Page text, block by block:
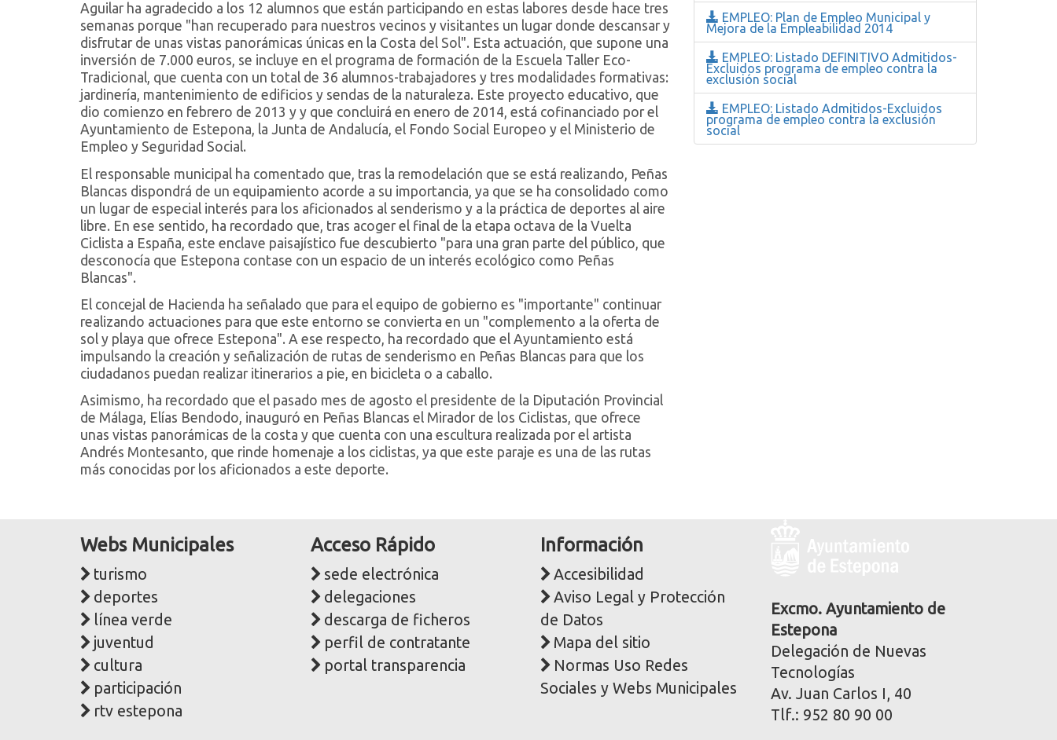
Aguilar ha agradecido a los 12 alumnos que están participando en estas labores desde hace tres
semanas porque "han recuperado para nuestros vecinos y visitantes un lugar donde descansar y
disfrutar de unas vistas panorámicas únicas en la Costa del Sol". Esta actuación, que supone una
inversión de 7.000 euros, se incluye en el programa de formación de la Escuela Taller Eco-
Tradicional, que cuenta con un total de 36 alumnos-trabajadores y tres modalidades formativas:
jardinería, mantenimiento de edificios y sendas de la naturaleza. Este proyecto educativo, que
dio comienzo en febrero de 2013 y y que concluirá en enero de 2014, está cofinanciado por el
Ayuntamiento de Estepona, la Junta de Andalucía, el Fondo Social Europeo y el Ministerio de
Empleo y Seguridad Social.
El responsable municipal ha comentado que, tras la remodelación que se está realizando, Peñas
Blancas dispondrá de un equipamiento acorde a su importancia, ya que se ha consolidado como
un lugar de especial interés para los aficionados al senderismo y a la práctica de deportes al aire
libre. En ese sentido, ha recordado que, tras acoger el final de la etapa octava de la Vuelta
Ciclista a España, este enclave paisajístico fue descubierto "para una gran parte del público, que
desconocía que Estepona contase con un espacio de un interés ecológico como Peñas
Blancas".
El concejal de Hacienda ha señalado que para el equipo de gobierno es "importante" continuar
realizando actuaciones para que este entorno se convierta en un "complemento a la oferta de
sol y playa que ofrece Estepona". A ese respecto, ha recordado que el Ayuntamiento está
impulsando la creación y señalización de rutas de senderismo en Peñas Blancas para que los
ciudadanos puedan realizar itinerarios a pie, en bicicleta o a caballo.
Asimismo, ha recordado que el pasado mes de agosto el presidente de la Diputación Provincial
de Málaga, Elías Bendodo, inauguró en Peñas Blancas el Mirador de los Ciclistas, que ofrece
unas vistas panorámicas de la costa y que cuenta con una escultura realizada por el artista
Andrés Montesanto, que rinde homenaje a los ciclistas, ya que este paraje es una de las rutas
más conocidas por los aficionados a este deporte.
EMPLEO: Plan de Empleo Municipal y
Mejora de la Empleabilidad 2014
EMPLEO: Listado DEFINITIVO Admitidos-
Excluidos programa de empleo contra la
exclusión social
EMPLEO: Listado Admitidos-Excluidos
programa de empleo contra la exclusión
social
Webs Municipales
turismo
deportes
línea verde
juventud
cultura
participación
rtv estepona
Acceso Rápido
sede electrónica
delegaciones
descarga de ficheros
perfil de contratante
portal transparencia
Información
Accesibilidad
Aviso Legal y Protección
de Datos
Mapa del sitio
Normas Uso Redes
Sociales y Webs Municipales
corporativa
Excmo. Ayuntamiento de
Estepona
Delegación de Nuevas
Tecnologías
Av. Juan Carlos I, 40
Tlf.: 952 80 90 00